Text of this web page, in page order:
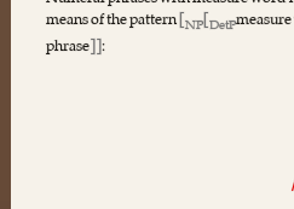
means of the pattern[NP[DetP
phrase]]: